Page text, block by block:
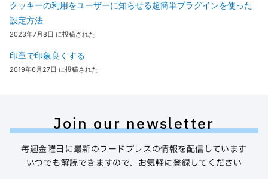
クッキーの利用をユーザーに知らせる超簡単プラグインを使った
設定方法
2023年7月8日 に投稿された
印章で印象良くする
2019年6月27日 に投稿された
Join our newsletter
毎週金曜日に最新のワードプレスの情報を配信しています
いつでも解読できますので、お気軽に登録してください